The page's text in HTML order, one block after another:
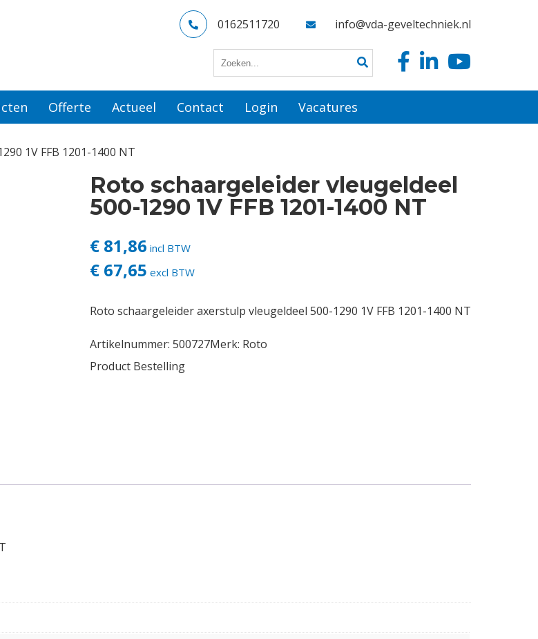
0162511720 info@vda-geveltechniek.nl
Offerte Actueel Contact Login Vacatures
1V FFB 1201-1400 NT
Roto schaargeleider vleugeldeel
500-1290 1V FFB 1201-1400 NT
€ 81,86 incl BTW
€ 67,65 excl BTW
Roto schaargeleider axerstulp vleugeldeel 500-1290 1V FFB 1201-1400 NT
Artikelnummer: 500727Merk: Roto
Product Bestelling